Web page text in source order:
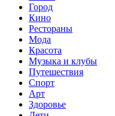
Город
Кино
Рестораны
Мода
Красота
Музыка и клубы
Путешествия
Спорт
Арт
Здоровье